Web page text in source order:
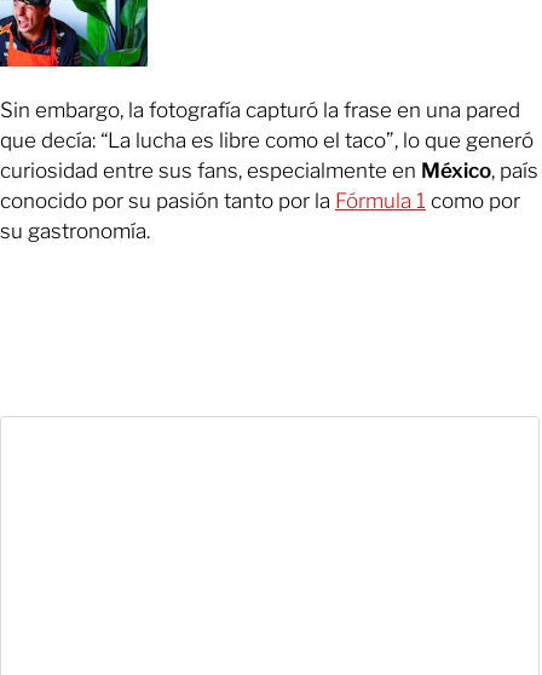
Sin embargo, la fotografía capturó la frase en una pared
que decía: “La lucha es libre como el taco”, lo que generó
curiosidad entre sus fans, especialmente en México, país
conocido por su pasión tanto por la Fórmula 1 como por
su gastronomía.